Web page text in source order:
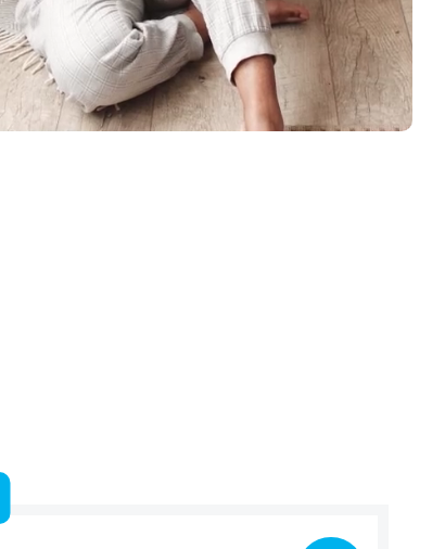
Spaß und Abenteuer für die ganze Familie, ganz